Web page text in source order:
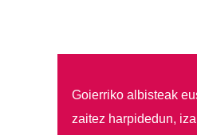
Goierriko albisteak
zaitez harpidedun,